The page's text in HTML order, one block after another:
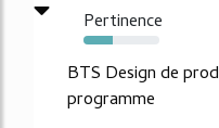
Pertinence
38%
BTS Design de
programme